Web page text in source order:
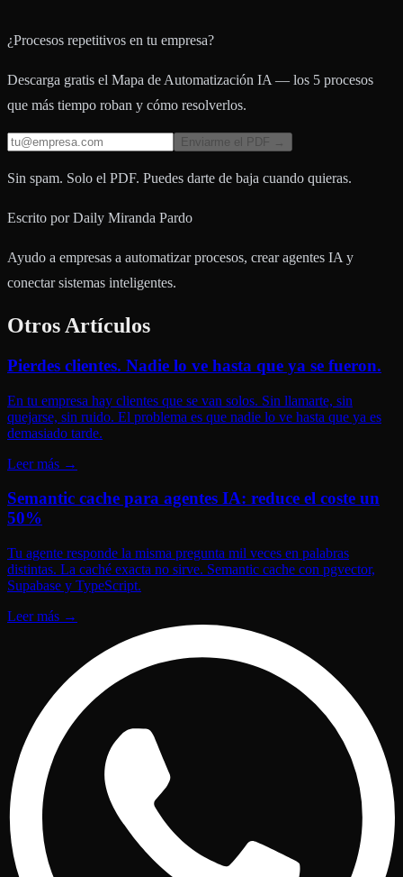
¿Procesos repetitivos en tu empresa?
Descarga gratis el Mapa de Automatización IA — los 5 procesos
que más tiempo roban y cómo resolverlos.
Enviarme el PDF →
Sin spam. Solo el PDF. Puedes darte de baja cuando quieras.
Escrito por Daily Miranda Pardo
Ayudo a empresas a automatizar procesos, crear agentes IA y
conectar sistemas inteligentes.
Otros Artículos
Pierdes clientes. Nadie lo ve hasta que ya se fueron.
En tu empresa hay clientes que se van solos. Sin llamarte, sin
quejarse, sin ruido. El problema es que nadie lo ve hasta que ya es
demasiado tarde.
Leer más →
Semantic cache para agentes IA: reduce el coste un
50%
Tu agente responde la misma pregunta mil veces en palabras
distintas. La caché exacta no sirve. Semantic cache con pgvector,
Supabase y TypeScript.
Leer más →